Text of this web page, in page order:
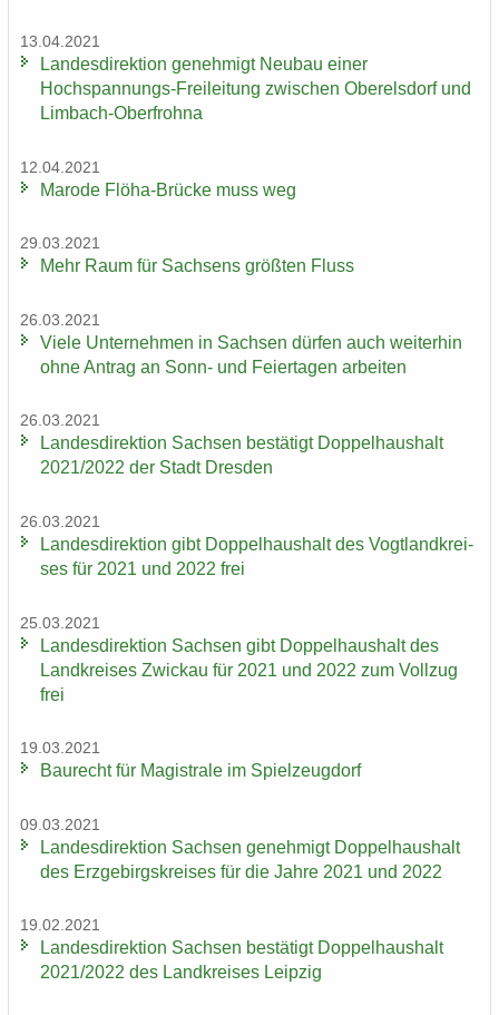
13.04.2021
Lan­des­di­rek­ti­on ge­neh­migt Neu­bau einer
Hochspannungs-​Freileitung zwi­schen Ober­els­dorf und
Limbach-​Oberfrohna
12.04.2021
Ma­ro­de Flöha-​Brücke muss weg
29.03.2021
Mehr Raum für Sach­sens größ­ten Fluss
26.03.2021
Viele Un­ter­neh­men in Sach­sen dür­fen auch wei­ter­hin
ohne An­trag an Sonn- und Fei­er­ta­gen ar­bei­ten
26.03.2021
Lan­des­di­rek­ti­on Sach­sen be­stä­tigt Dop­pel­haus­halt
2021/2022 der Stadt Dres­den
26.03.2021
Lan­des­di­rek­ti­on gibt Dop­pel­haus­halt des Vogt­land­krei­
ses für 2021 und 2022 frei
25.03.2021
Lan­des­di­rek­ti­on Sach­sen gibt Dop­pel­haus­halt des
Land­krei­ses Zwi­ckau für 2021 und 2022 zum Voll­zug
frei
19.03.2021
Bau­recht für Ma­gis­tra­le im Spiel­zeug­dorf
09.03.2021
Lan­des­di­rek­ti­on Sach­sen ge­neh­migt Dop­pel­haus­halt
des Erz­ge­birgs­krei­ses für die Jahre 2021 und 2022
19.02.2021
Lan­des­di­rek­ti­on Sach­sen be­stä­tigt Dop­pel­haus­halt
2021/2022 des Land­krei­ses Leip­zig